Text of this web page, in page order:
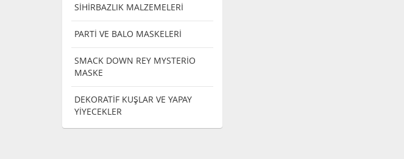
SİHİRBAZLIK MALZEMELERİ
PARTİ VE BALO MASKELERİ
SMACK DOWN REY MYSTERİO
MASKE
DEKORATİF KUŞLAR VE YAPAY
YİYECEKLER
60,00
SERT ÖRÜMCEK ( 8 ADEDİ )